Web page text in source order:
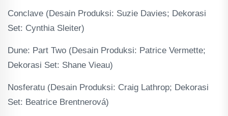
Conclave (Desain Produksi: Suzie Davies; Dekorasi
Set: Cynthia Sleiter)
Dune: Part Two (Desain Produksi: Patrice Vermette;
Dekorasi Set: Shane Vieau)
Nosferatu (Desain Produksi: Craig Lathrop; Dekorasi
Set: Beatrice Brentnerová)